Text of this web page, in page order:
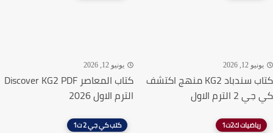
12, 2026
كتاب سندباد KG2 منهج اكتشف
الاول
يونيو 12, 2026
كتاب المعاصر Discover KG2 PDF
الترم الاول 2026
رياضيات ك2ت1 كتب كي جي 2 ت1